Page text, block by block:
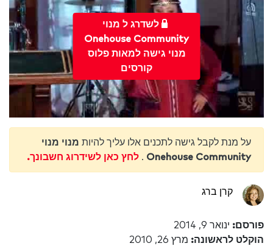
לשדרג ל מנוי
Onehouse Community
מנוי גישה למאות פלוס
קורסים
על מנת לקבל גישה לתכנים אלו עליך להיות מנוי מנוי
Onehouse Community
. לחץ כאן לשידרוג חשבונך.
קרן ברג
פורסם: ינואר 9, 2014
הוקלט לראשונה: מרץ 26, 2010